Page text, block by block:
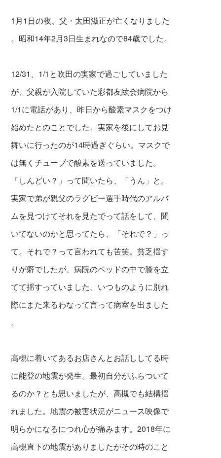
1月1日の夜、父・太田滋正が亡くなりました
。昭和14年2月3日生まれなので84歳でした。
12/31、1/1と吹田の実家で過ごしていました
が、父親が入院していた彩都友紘会病院から
1/1に電話があり、昨日から酸素マスクをつけ
始めたとのことでした。実家を後にしてお見
舞いに行ったのが14時過ぎぐらい。マスクで
は無くチューブで酸素を送っていました。
「しんどい？」って聞いたら、「うん」と。
実家で弟が親父のラグビー選手時代のアルバ
ムを見つけてそれを見たでって話をして、聞
いてないのかと思ってたら、
「それで？」っ
て。それで？って言われても苦笑。貧乏揺す
りが癖でしたが、病院のベッ ドの中で膝を立
てて揺すっていました。いつものように別れ
際にまた来るわなって言って病室を出ました
。
高槻に着いてあるお店さんとお話ししてる時
に能登の地震が発生。最初自分がふらついて
るのか？とも思いましたが、高槻でも結構揺
れました。地震の被害状況がニュース映像で
明らかになるにつれ心が痛みます。2018年に
高槻直下の地震がありましたがその時のこと